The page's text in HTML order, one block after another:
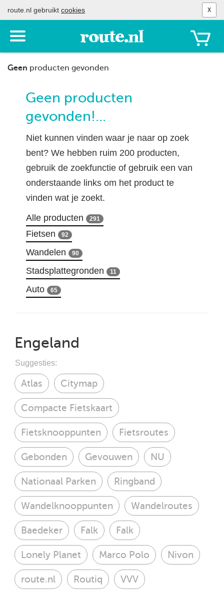
route.nl gebruikt cookies X
Toon
het
menu
Geen producten gevonden
Geen producten
gevonden!...
Niet kunnen vinden waar je naar op zoek
bent? We hebben ruim 200 producten,
gebruik de zoekfunctie of gebruik een van
onderstaande links om het product te
vinden wat je zoekt.
Alle producten 291
Fietsen 92
Wandelen 90
Stadsplattegronden 11
Auto 65
Engeland
Suggesties:
Atlas Citymap
Compacte Fietskaart
Fietsknooppunten Fietsroutes
Gebonden Gevouwen NU
Nationaal Parken Ringband
Wandelknooppunten Wandelroutes
Baedeker Falk Falk
Lonely Planet Marco Polo Nivon
route.nl Routiq VVV